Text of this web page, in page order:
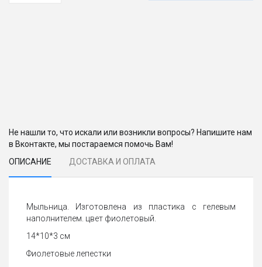
Не нашли то, что искали или возникли вопросы? Напишите нам
в Вконтакте, мы постараемся помочь Вам!
ОПИСАНИЕ
ДОСТАВКА И ОПЛАТА
Мыльница. Изготовлена из пластика с гелевым
наполнителем. цвет фиолетовый.
14*10*3 см
Фиолетовые лепестки